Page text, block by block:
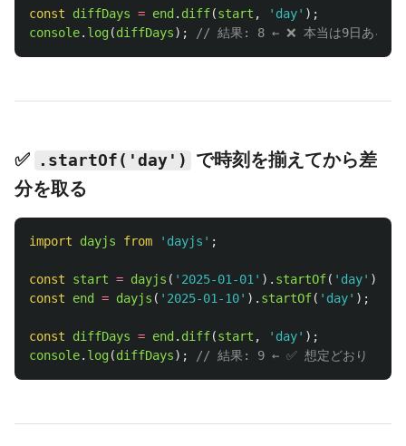
const diffDays = end . diff(start , ' day' );
console. log(diffDays); // 結果: 8 ← ❌ 本当は9日あるよ
✅ .startOf('day')
で時刻を揃えてから差
分を取る
import dayjs from ' dayjs ' ;
const start = dayjs ( ' 2025-01-01 ' ). startOf( ' day' );
const
end = dayjs ( ' 2025-01-10' ). startOf( ' day' );
const diffDays = end . diff(start , ' day' );
console. log(diffDays); // 結果: 9 ← ✅ 想定どおり